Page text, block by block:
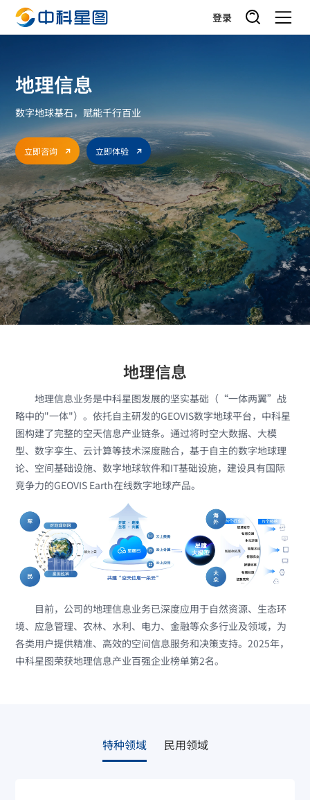
登录
地理信息
数字地球基石，赋能千行百业
立即咨询 立即体验
地理信息
地理信息业务是中科星图发展的坚实基础（“一体两翼”战
略中的"一体"）。依托自主研发的GEOVIS数字地球平台，中科星
图构建了完整的空天信息产业链条。通过将时空大数据、大模
型、数字孪生、云计算等技术深度融合，基于自主的数字地球理
论、空间基础设施、数字地球软件和IT基础设施，建设具有国际
竞争力的GEOVIS Earth在线数字地球产品。
目前，公司的地理信息业务已深度应用于自然资源、生态环
境、应急管理、农林、水利、电力、金融等众多行业及领域，为
各类用户提供精准、高效的空间信息服务和决策支持。2025年，
中科星图荣获地理信息产业百强企业榜单第2名。
特种领域 民用领域